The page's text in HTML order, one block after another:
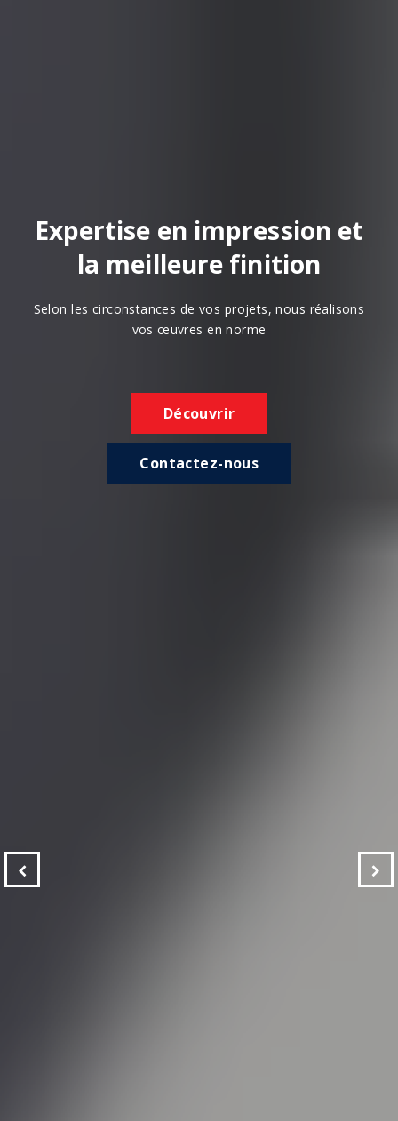
Expertise en impression et
la meilleure finition
Selon les circonstances de vos projets, nous réalisons
vos œuvres en norme
Découvrir
Contactez-nous